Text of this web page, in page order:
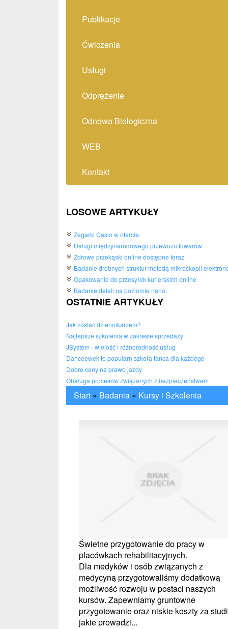
Publikacje
Ćwiczenia
Usługi
Odprężenie
Odnowa Biologiczna
WEB
Kontakt
LOSOWE ARTYKUŁY
Zegarki Casio w ofercie.
Usługi międzynarodowego przewozu towarów
Zdrowe przekąski online dostępne teraz
Badanie drobnych struktur metodą mikroskopii
Opakowanie do przesyłek kurierskich online
Badanie detali na poziomie nano.
OSTATNIE ARTYKUŁY
Jak zostać dziennikarzem?
Najlepsze szkolenia w zakresie sprzedaży
JSystem - wielość i różnorodność usług
Danceewek to popularn szkoła tańca dla każdego
Dobre ceny na prawo jazdy
Obsługa procesów związanych z bezpieczeństwem
Start » Badania » Kursy i Szkolenia
Świetne przygotowanie do pracy w
placówkach rehabilitacyjnych.
Dla medyków i osób związanych z
medycyną przygotowaliśmy dodatkową
możliwość rozwoju w postaci naszych
kursów. Zapewniamy gruntowne
przygotowanie oraz niskie koszty za
jakie prowadzi...